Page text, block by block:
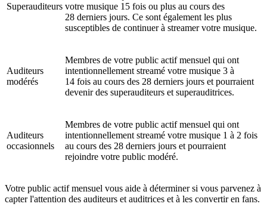
Superauditeurs votre musique 15 fois ou plus au cours des
28 derniers jours. Ce sont également les plus
susceptibles de continuer à streamer votre musique.
Auditeurs
modérés
Membres de votre public actif mensuel qui ont
intentionnellement streamé votre musique 3 à
14 fois au cours des 28 derniers jours et pourraient
devenir des superauditeurs et superauditrices.
Auditeurs
occasionnels
Membres de votre public actif mensuel qui ont
intentionnellement streamé votre musique 1 à 2 fois
au cours des 28 derniers jours et pourraient
rejoindre votre public modéré.
Votre public actif mensuel vous aide à déterminer si vous parvenez à
capter l'attention des auditeurs et auditrices et à les convertir en fans.